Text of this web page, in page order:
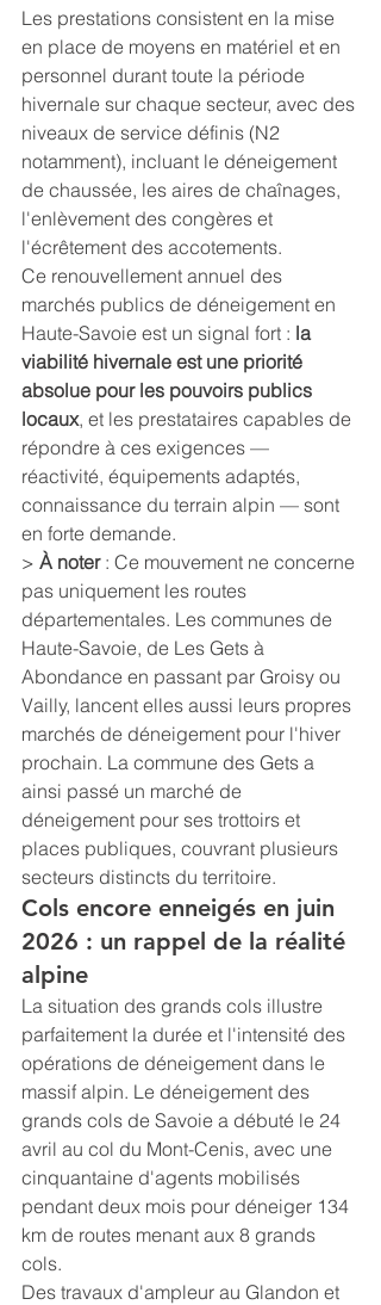
Les prestations consistent en la mise
en place de moyens en matériel et en
personnel durant toute la période
hivernale sur chaque secteur, avec des
niveaux de service définis (N2
notamment), incluant le déneigement
de chaussée, les aires de chaînages,
l'enlèvement des congères et
l'écrêtement des accotements.
Ce renouvellement annuel des
marchés publics de déneigement en
Haute-Savoie est un signal fort : la
viabilité hivernale est une priorité
absolue pour les pouvoirs publics
locaux, et les prestataires capables de
répondre à ces exigences —
réactivité, équipements adaptés,
connaissance du terrain alpin — sont
en forte demande.
> À noter : Ce mouvement ne concerne
pas uniquement les routes
départementales. Les communes de
Haute-Savoie, de Les Gets à
Abondance en passant par Groisy ou
Vailly, lancent elles aussi leurs propres
marchés de déneigement pour l'hiver
prochain. La commune des Gets a
ainsi passé un marché de
déneigement pour ses trottoirs et
places publiques, couvrant plusieurs
secteurs distincts du territoire.
Cols encore enneigés en juin
2026 : un rappel de la réalité
alpine
La situation des grands cols illustre
parfaitement la durée et l'intensité des
opérations de déneigement dans le
massif alpin. Le déneigement des
grands cols de Savoie a débuté le 24
avril au col du Mont-Cenis, avec une
cinquantaine d'agents mobilisés
pendant deux mois pour déneiger 134
km de routes menant aux 8 grands
cols.
Des travaux d'ampleur au Glandon et